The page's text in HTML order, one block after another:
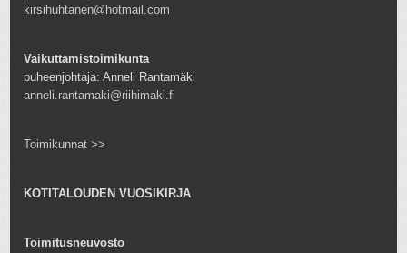
kirsihuhtanen@hotmail.com
Vaikuttamistoimikunta
puheenjohtaja: Anneli Rantamäki
anneli.rantamaki@riihimaki.fi
Toimikunnat >>
KOTITALOUDEN VUOSIKIRJA
Toimitusneuvosto